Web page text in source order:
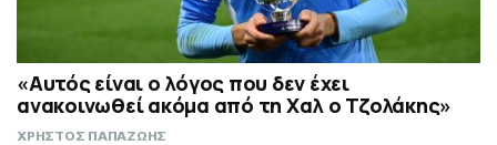
«Αυτός είναι ο λόγος που δεν έχει
ανακοινωθεί ακόμα από τη Χαλ ο Τζολάκης»
ΧΡΗΣΤΟΣ ΠΑΠΑΖΩΗΣ